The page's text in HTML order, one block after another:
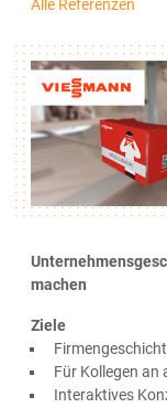
Alle Referenzen
machen
Ziele
Für Kollegen an
Interaktives